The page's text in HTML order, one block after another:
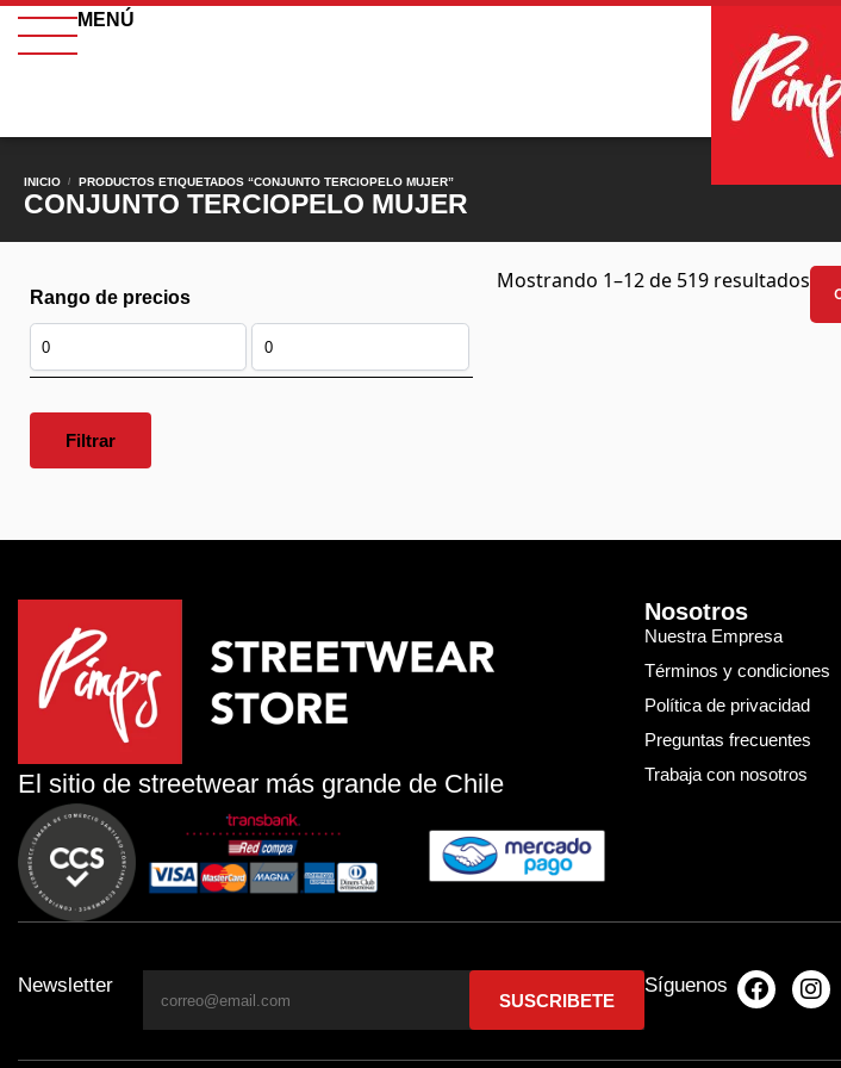
MENÚ
INICIO / PRODUCTOS ETIQUETADOS “CONJUNTO TERCIOPELO MUJER”
CONJUNTO TERCIOPELO MUJER
Rango de precios
Filtrar
Mostrando 1–12 de 519 resultados
El sitio de streetwear más grande de Chile
Nosotros
Nuestra Empresa
Términos y condiciones
Política de privacidad
Preguntas frecuentes
Trabaja con nosotros
Newsletter Síguenos